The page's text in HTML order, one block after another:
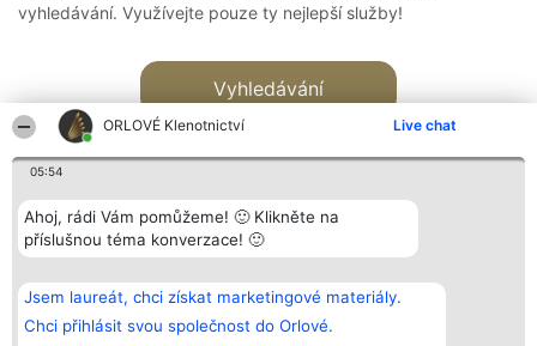
ORLOVÉ Klenotnictví Live chat
05:54
Ahoj, rádi Vám pomůžeme! 🙂 Klikněte na
příslušnou téma konverzace! 🙂
Jsem laureát, chci získat marketingové materiály.
Chci přihlásit svou společnost do Orlové.
vyhledávání. Využívejte pouze ty nejlepší služby!
Vyhledávání
Bright Side Solutions sp. z o.
o. sp. k.
ul. Ruska 22
Wrocław 50-079
Vítězové
Seznam všech
laureátů
Zásady
Kontakt